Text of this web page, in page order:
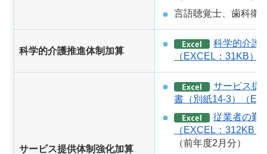
言語聴覚士、歯科衛
科学的介護推進体制加算
科学的介護
（EXCEL：31KB）
サービス提供体制強化加算
サービス提
書（別紙14-3）（
従業者の勤
（EXCEL：312KB）
（前年度2月分）